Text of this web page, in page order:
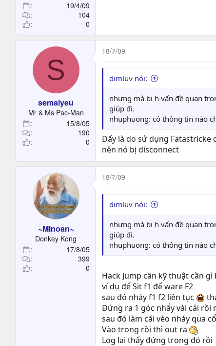
19/4/09
104
0
S
semaiyeu
Mr & Ms Pac-Man
15/8/05
190
0
18/7/09
dimluv nói:
nhưng mà bi h vấn đề quan
giúp đi.
nhuphuong: có thông tin nào
Đấy là do sử dụng Fatastricke
nên nó bị disconnect
~Minoan~
Donkey Kong
17/8/05
399
0
18/7/09
dimluv nói:
nhưng mà bi h vấn đề quan
giúp đi.
nhuphuong: có thông tin nào
Hack Jump cần kỹ thuật cần gì
ví dụ để Sit f1 để ware F2
sau đó nháy f1 f2 liên tục
Đứng ra 1 góc nhẩy vài cái rồi
sau đó làm cái vèo nhảy qua
Vào trong rồi thì out ra
Log lai thấy đứng trong đó rồi